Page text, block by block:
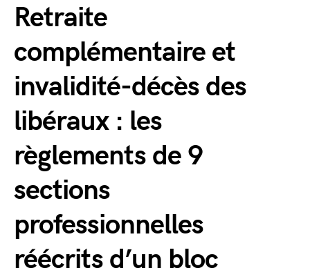
Retraite
complémentaire et
invalidité-décès des
libéraux : les
règlements de 9
sections
professionnelles
réécrits d’un bloc